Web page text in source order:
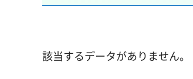
該当するデータがありません。